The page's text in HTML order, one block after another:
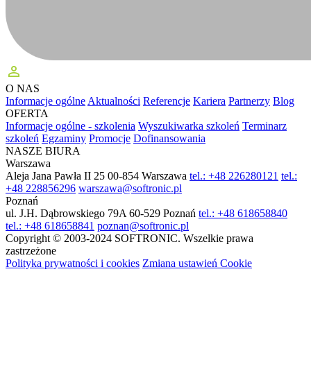
perm_identity
O NAS
Informacje ogólne Aktualności Referencje Kariera Partnerzy Blog
OFERTA
Informacje ogólne - szkolenia Wyszukiwarka szkoleń Terminarz
szkoleń Egzaminy Promocje Dofinansowania
NASZE BIURA
Warszawa
Aleja Jana Pawła II 25 00-854 Warszawa tel.: +48 226280121 tel.:
+48 228856296 warszawa@softronic.pl
Poznań
ul. J.H. Dąbrowskiego 79A 60-529 Poznań tel.: +48 618658840
tel.: +48 618658841 poznan@softronic.pl
Copyright © 2003-2024 SOFTRONIC. Wszelkie prawa
zastrzeżone
Polityka prywatności i cookies Zmiana ustawień Cookie